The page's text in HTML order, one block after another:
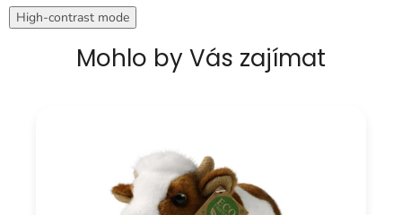
High-contrast mode
Mohlo by Vás zajímat